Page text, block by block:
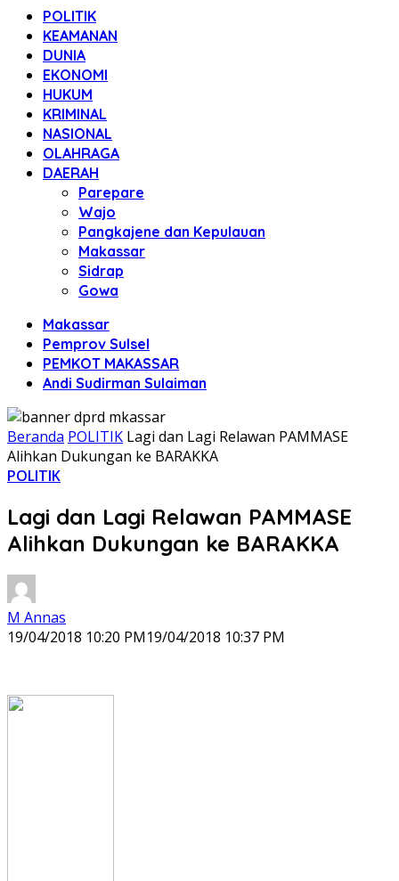
POLITIK
KEAMANAN
DUNIA
EKONOMI
HUKUM
KRIMINAL
NASIONAL
OLAHRAGA
DAERAH
Parepare
Wajo
Pangkajene dan Kepulauan
Makassar
Sidrap
Gowa
Makassar
Pemprov Sulsel
PEMKOT MAKASSAR
Andi Sudirman Sulaiman
Beranda POLITIK Lagi dan Lagi Relawan PAMMASE
Alihkan Dukungan ke BARAKKA
POLITIK
Lagi dan Lagi Relawan PAMMASE
Alihkan Dukungan ke BARAKKA
M Annas
19/04/2018 10:20 PM19/04/2018 10:37 PM